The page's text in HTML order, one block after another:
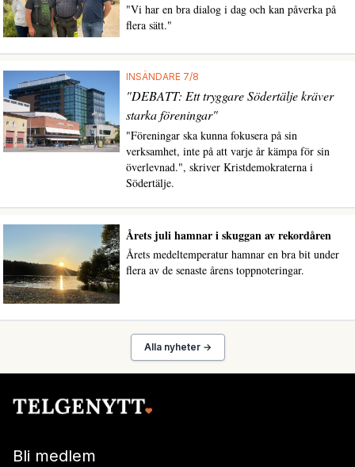
"Vi har en bra dialog i dag och kan påverka på
flera sätt."
INSÄNDARE 7/8
"DEBATT: Ett tryggare Södertälje kräver
starka föreningar"
"Föreningar ska kunna fokusera på sin
verksamhet, inte på att varje år kämpa för sin
överlevnad.", skriver Kristdemokraterna i
Södertälje.
Årets juli hamnar i skuggan av rekordåren
Årets medeltemperatur hamnar en bra bit under
flera av de senaste årens toppnoteringar.
Alla nyheter →
Bli medlem